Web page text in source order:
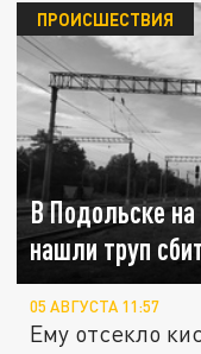
В Подольске
нашли труп
ПРОИСШЕСТВИЯ
05 АВГУСТА 11:57
Ему отсекло